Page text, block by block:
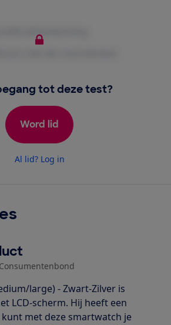
tot deze test?
Word lid
Al lid? Log in
large) - Zwart-Zilver is
LCD-scherm. Hij heeft een
kunt met deze smartwatch je